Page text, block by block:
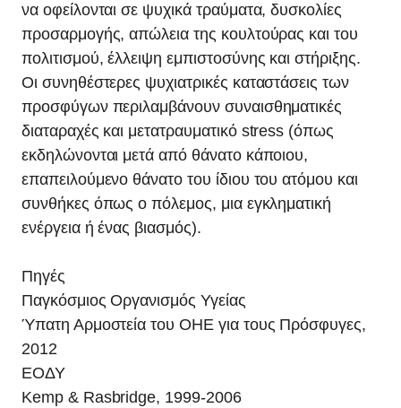
να οφείλονται σε ψυχικά τραύματα, δυσκολίες
προσαρμογής, απώλεια της κουλτούρας και του
πολιτισμού, έλλειψη εμπιστοσύνης και στήριξης.
Οι συνηθέστερες ψυχιατρικές καταστάσεις των
προσφύγων περιλαμβάνουν συναισθηματικές
διαταραχές και μετατραυματικό stress (όπως
εκδηλώνονται μετά από θάνατο κάποιου,
επαπειλούμενο θάνατο του ίδιου του ατόμου και
συνθήκες όπως ο πόλεμος, μια εγκληματική
ενέργεια ή ένας βιασμός).
Πηγές
Παγκόσμιος Οργανισμός Υγείας
Ύπατη Αρμοστεία του ΟΗΕ για τους Πρόσφυγες,
2012
ΕΟΔΥ
Kemp & Rasbridge, 1999-2006